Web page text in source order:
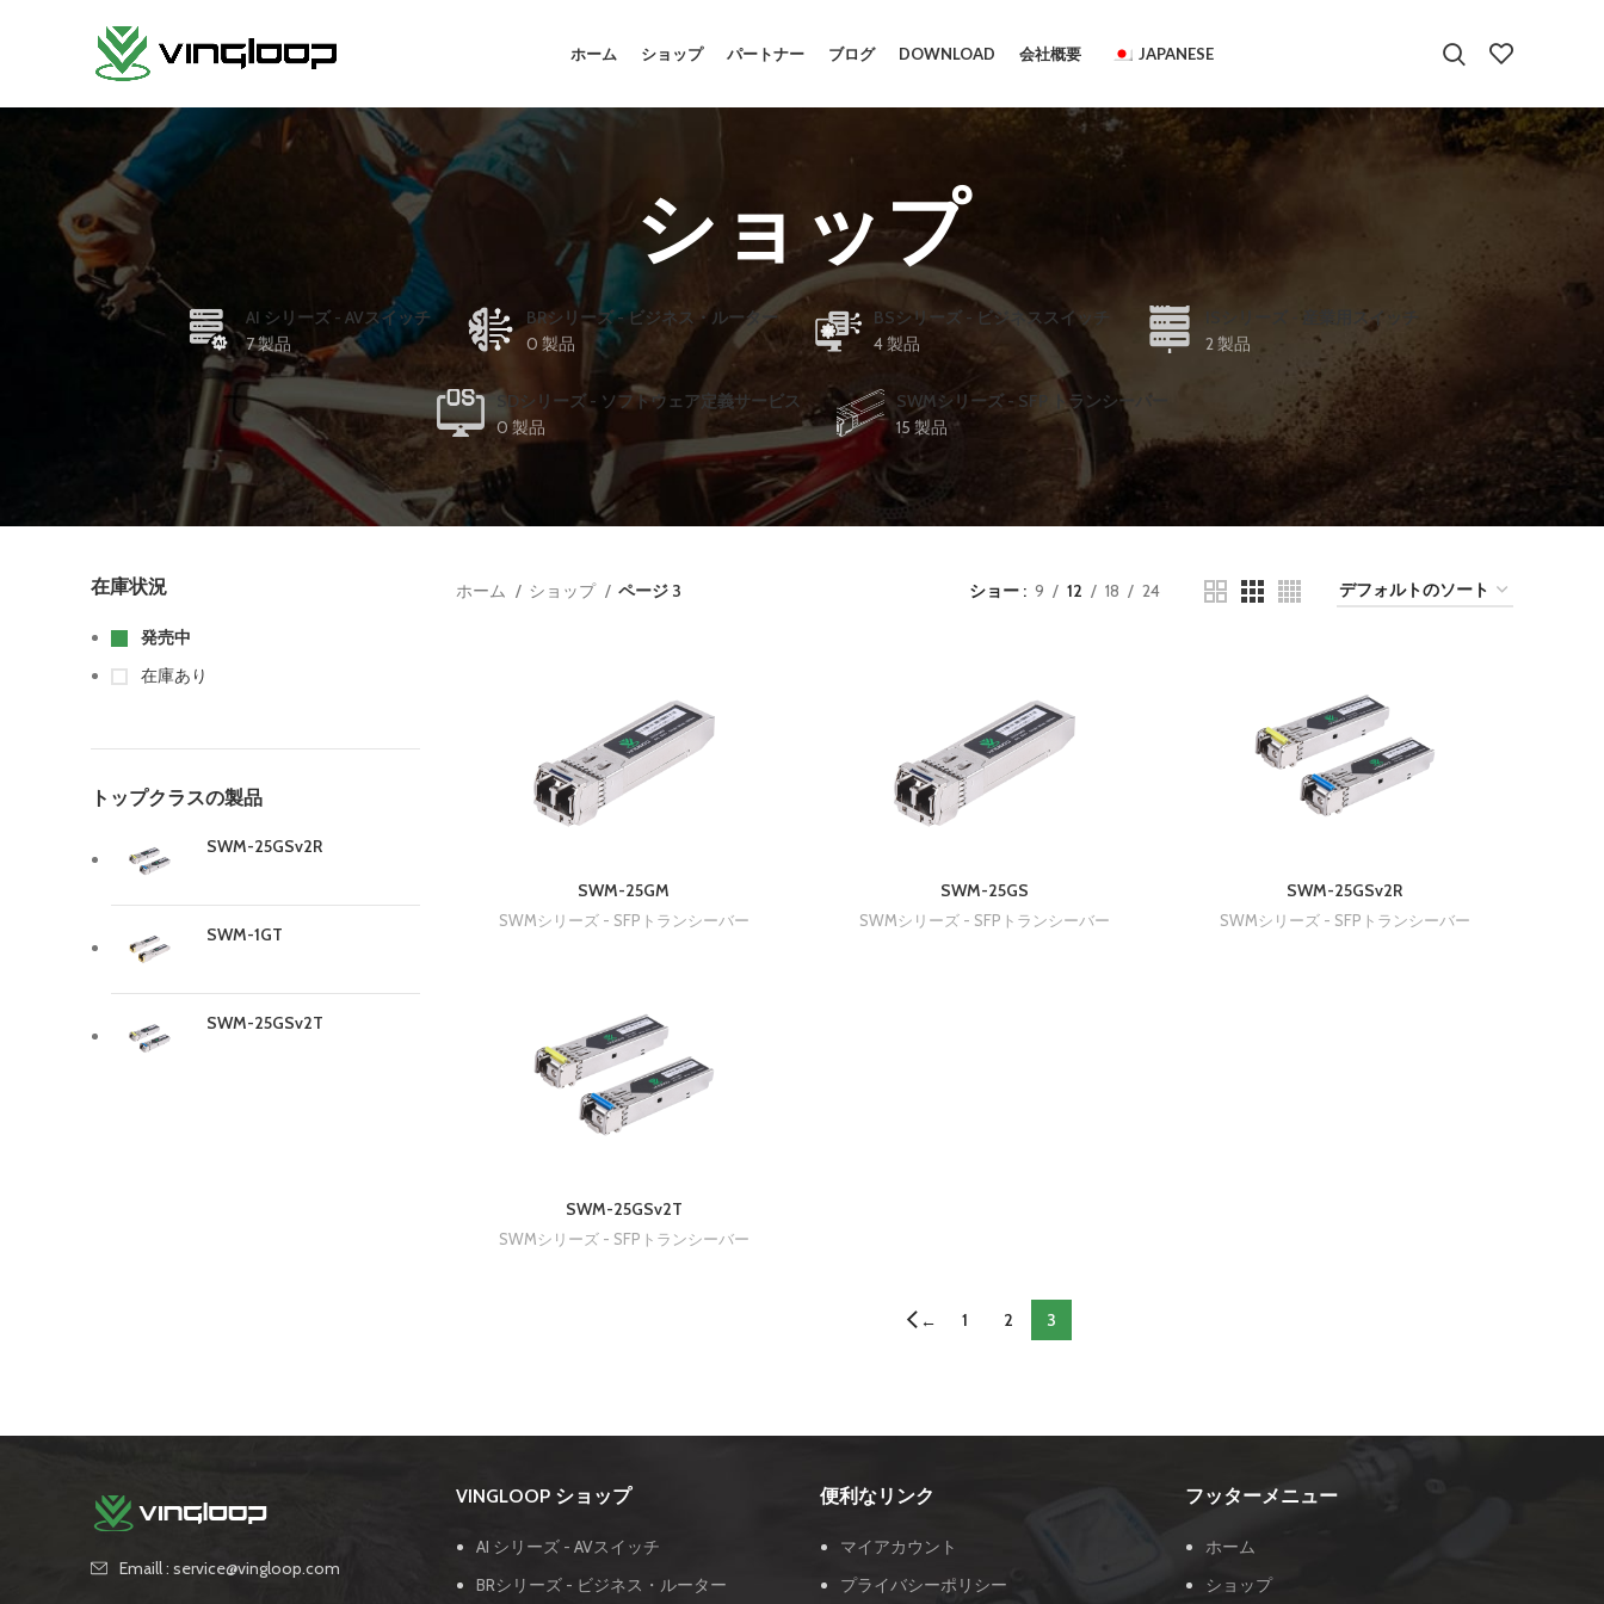
ホーム ショップ パートナー ブログ DOWNLOAD 会社概要 JAPANESE
ショップ
AI シリーズ - AVスイッチ
7 製品
BRシリーズ - ビジネス・ルーター
0 製品
BSシリーズ - ビジネススイッチ
4 製品
ISシリーズ - 産業用スイッチ
2 製品
SDシリーズ - ソフトウェア定義サービス
0 製品
SWMシリーズ - SFP トランシーバー
15 製品
在庫状況
発売中
在庫あり
トップクラスの製品
SWM-25GSv2R
SWM-1GT
SWM-25GSv2T
ホーム ショップ ページ 3 ショー 9 12 18 24
SWM-25GM
SWMシリーズ - SFPトランシーバー
SWM-25GS
SWMシリーズ - SFPトランシーバー
SWM-25GSv2R
SWMシリーズ - SFPトランシーバー
SWM-25GSv2T
SWMシリーズ - SFPトランシーバー
← 1 2 3
Emaill : service@vingloop.com
VINGLOOP ショップ
AI シリーズ - AVスイッチ
BRシリーズ - ビジネス・ルーター
便利なリンク
マイアカウント
プライバシーポリシー
フッターメニュー
ホーム
ショップ